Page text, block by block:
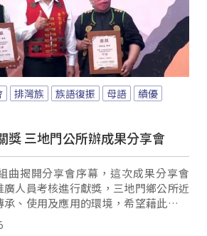
排灣族 族語復振 母語
績優
獎 三地門公所辦成果分享會
曲揭開分享會序幕，這次成果分享會
人員考核進行獻獎，三地門鄉公所近
、使用及應用的環境，希望藉此鼓勵
語，讓文化得以延續。